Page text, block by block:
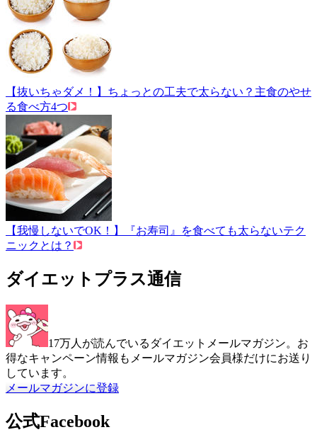
【抜いちゃダメ！】ちょっとの工夫で太らない？主食のやせ
る食べ方4つ
【我慢しないでOK！】『お寿司』を食べても太らないテク
ニックとは？
ダイエットプラス通信
17万人が読んでいるダイエットメールマガジン。お
得なキャンペーン情報もメールマガジン会員様だけにお送り
しています。
メールマガジンに登録
公式Facebook